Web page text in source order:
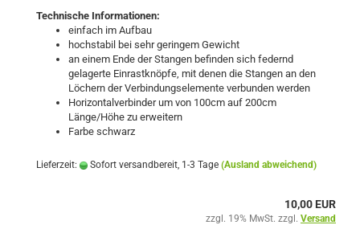
Technische Informationen:
einfach im Aufbau
hochstabil bei sehr geringem Gewicht
an einem Ende der Stangen befinden sich federnd
gelagerte Einrastknöpfe, mit denen die Stangen an den
Löchern der Verbindungselemente verbunden werden
Horizontalverbinder um von 100cm auf 200cm
Länge/Höhe zu erweitern
Farbe schwarz
Lieferzeit: Sofort versandbereit, 1-3 Tage (Ausland abweichend)
10,00 EUR
zzgl. 19% MwSt. zzgl. Versand